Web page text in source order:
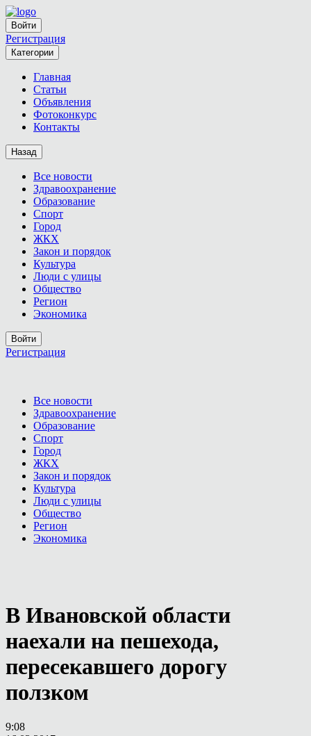
Войти
Регистрация
Категории
Главная
Статьи
Объявления
Фотоконкурс
Контакты
Назад
Все новости
Здравоохранение
Образование
Спорт
Город
ЖКХ
Закон и порядок
Культура
Люди с улицы
Общество
Регион
Экономика
Войти
Регистрация
Все новости
Здравоохранение
Образование
Спорт
Город
ЖКХ
Закон и порядок
Культура
Люди с улицы
Общество
Регион
Экономика
В Ивановской области
наехали на пешехода,
пересекавшего дорогу
ползком
9:08